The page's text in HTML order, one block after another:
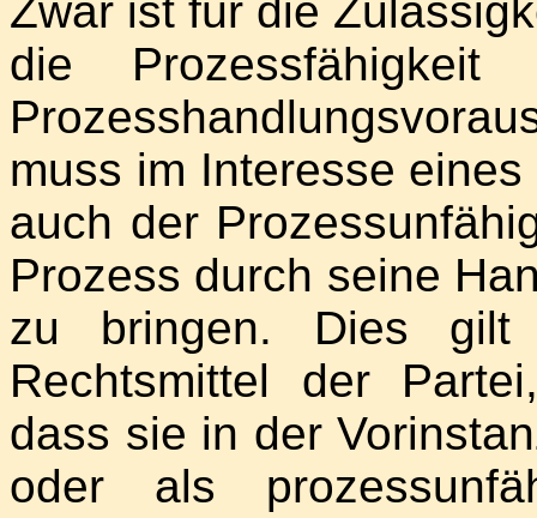
Zwar ist für die
die
muss im Interesse
auch der
Prozess durch seine
zu bringen. Dies gilt
Rechtsmittel der
dass sie in der
oder als